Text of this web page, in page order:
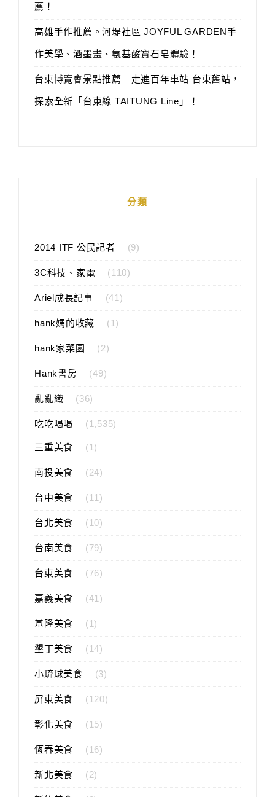
薦！
高雄手作推薦。河堤社區 JOYFUL GARDEN手
作美學、酒墨畫、氨基酸寶石皂體驗！
台東博覽會景點推薦｜走進百年車站 台東舊站，
探索全新「台東線 TAITUNG Line」！
分類
2014 ITF 公民記者 (9)
3C科技、家電 (110)
Ariel成長記事 (41)
hank媽的收藏 (1)
hank家菜園 (2)
Hank書房 (49)
亂亂織 (36)
吃吃喝喝 (1,535)
三重美食 (1)
南投美食 (24)
台中美食 (11)
台北美食 (10)
台南美食 (79)
台東美食 (76)
嘉義美食 (41)
基隆美食 (1)
墾丁美食 (14)
小琉球美食 (3)
屏東美食 (120)
彰化美食 (15)
恆春美食 (16)
新北美食 (2)